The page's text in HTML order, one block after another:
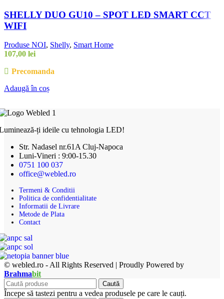
SHELLY DUO GU10 – SPOT LED SMART CCT
WIFI
Produse NOI, Shelly, Smart Home
107,00 lei
Precomanda
Adaugă în coș
ți ideile cu tehnologia LED!
Str. Nadasel nr.61A Cluj-Napoca
Luni-Vineri : 9:00-15.30
0751 100 037
office@webled.ro
Termeni & Conditii
Politica de confidentialitate
Informatii de Livrare
Metode de Plata
Contact
© webled.ro - All Rights Reserved | Proudly Powered by
Brahmabit
Caută
Începe să tastezi pentru a vedea produsele pe care le cauți.